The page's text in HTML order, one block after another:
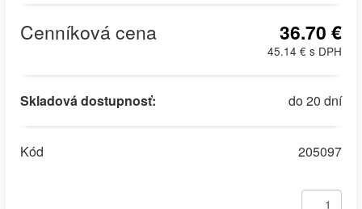
Cenníková cena 36.70 €
45.14 € s DPH
Skladová dostupnosť: do 20 dní
Kód 205097